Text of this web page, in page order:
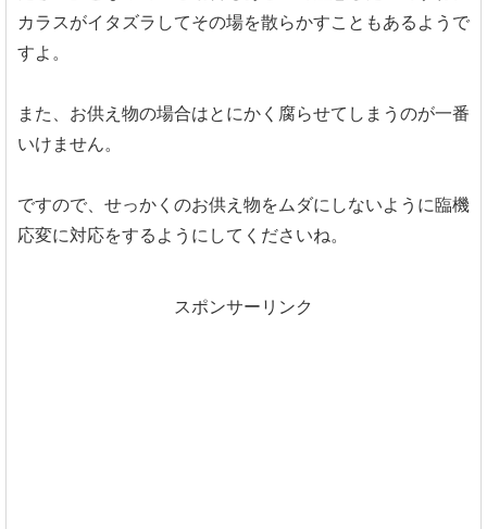
カラスがイタズラしてその場を散らかすこともあるようで
すよ。
また、お供え物の場合はとにかく腐らせてしまうのが一番
いけません。
ですので、せっかくのお供え物をムダにしないように臨機
応変に対応をするようにしてくださいね。
スポンサーリンク